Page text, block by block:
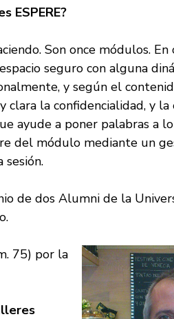
ESPERE?
Son once módulos.
seguro con alguna
y según el
la confidencialidad, y la
ayude a poner palabras a
del módulo mediante un
de dos Alumni de la
75) por la